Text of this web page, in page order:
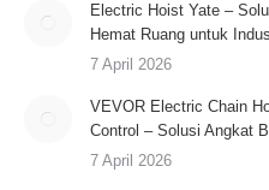
Electric Hoist Yate –
Hemat Ruang untuk
7 April 2026
VEVOR Electric Chain
Control – Solusi Angkat
7 April 2026